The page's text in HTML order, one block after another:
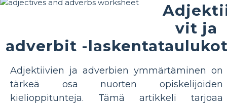
vit ja
adverbit -
Adjektiivien ja adverbien ymmärtäminen on
tärkeä osa nuorten opiskelijoiden
kielioppitunteja. Tämä artikkeli tarjoaa